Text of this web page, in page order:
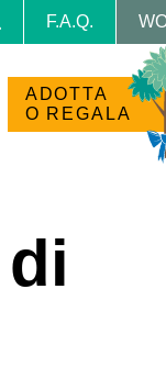
NEWS E
F.A.Q.
ADOTTA
O REGALA